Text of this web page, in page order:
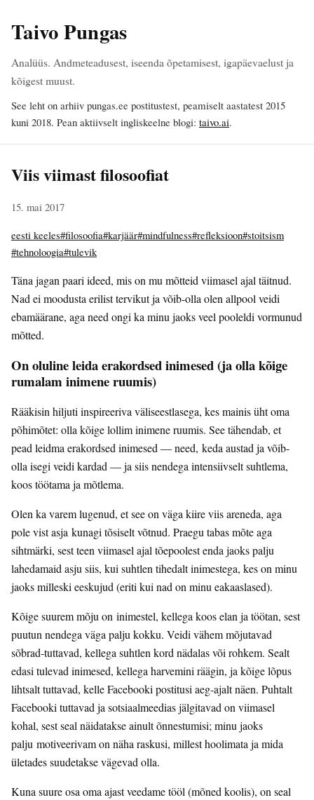
Taivo Pungas
Analüüs. Andmeteadusest, iseenda õpetamisest, igapäevaelust ja
kõigest muust.
See leht on arhiiv pungas.ee postitustest, peamiselt aastatest 2015
kuni 2018. Pean aktiivselt ingliskeelne blogi: taivo.ai.
Viis viimast filosoofiat
15. mai 2017
eesti keeles#filosoofia#karjäär#mindfulness#refleksioon#stoitsism
#tehnoloogia#tulevik
Täna jagan paari ideed, mis on mu mõtteid viimasel ajal täitnud.
Nad ei moodusta erilist tervikut ja võib-olla olen allpool veidi
ebamäärane, aga need ongi ka minu jaoks veel pooleldi vormunud
mõtted.
On oluline leida erakordsed inimesed (ja olla kõige
rumalam inimene ruumis)
Rääkisin hiljuti inspireeriva väliseestlasega, kes mainis üht oma
põhimõtet: olla kõige lollim inimene ruumis. See tähendab, et
pead leidma erakordsed inimesed — need, keda austad ja võib-
olla isegi veidi kardad — ja siis nendega intensiivselt suhtlema,
koos töötama ja mõtlema.
Olen ka varem lugenud, et see on väga kiire viis areneda, aga
pole vist asja kunagi tõsiselt võtnud. Praegu tabas mõte aga
sihtmärki, sest teen viimasel ajal tõepoolest enda jaoks palju
lahedamaid asju siis, kui suhtlen tihedalt inimestega, kes on minu
jaoks milleski eeskujud (eriti kui nad on minu eakaaslased).
Kõige suurem mõju on inimestel, kellega koos elan ja töötan, sest
puutun nendega väga palju kokku. Veidi vähem mõjutavad
sõbrad-tuttavad, kellega suhtlen kord nädalas või rohkem. Sealt
edasi tulevad inimesed, kellega harvemini räägin, ja kõige lõpus
lihtsalt tuttavad, kelle Facebooki postitusi aeg-ajalt näen. Puhtalt
Facebooki tuttavad ja sotsiaalmeedias jälgitavad on viimasel
kohal, sest seal näidatakse ainult õnnestumisi; minu jaoks
palju motiveerivam on näha raskusi, millest hoolimata ja mida
ületades suudetakse vägevad olla.
Kuna suure osa oma ajast veedame tööl (mõned koolis), on seal